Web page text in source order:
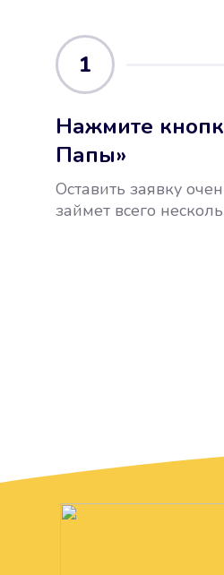
1
Нажмите
Папы»
Оставить заявку
займет всего